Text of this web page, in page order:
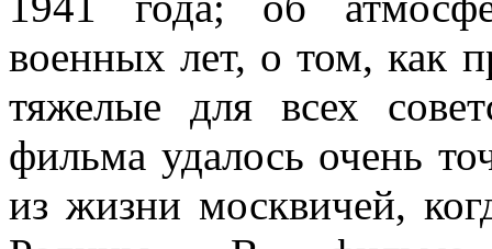
военных лет, о том, как
тяжелые для всех
фильма удалось очень
из жизни москвичей,